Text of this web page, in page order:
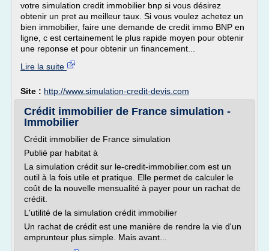
votre simulation credit immobilier bnp si vous désirez
obtenir un pret au meilleur taux. Si vous voulez achetez un
bien immobilier, faire une demande de credit immo BNP en
ligne, c est certainement le plus rapide moyen pour obtenir
une reponse et pour obtenir un financement...
Lire la suite
Site : http://www.simulation-credit-devis.com
Crédit immobilier de France simulation -
Immobilier
Crédit immobilier de France simulation
Publié par habitat à
La simulation crédit sur le-credit-immobilier.com est un
outil à la fois utile et pratique. Elle permet de calculer le
coût de la nouvelle mensualité à payer pour un rachat de
crédit.
L'utilité de la simulation crédit immobilier
Un rachat de crédit est une manière de rendre la vie d'un
emprunteur plus simple. Mais avant...